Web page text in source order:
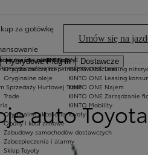
Hybrydowe Plug-in
Dostawcze
dla hybryd Toyoty
dla osób z niepełnosprawnościami
KINTO ONE
KINTO ONE Leasing
KINTO ONE Leasing
KINTO ONE Najem
KINTO ONE Zarządzanie
KINTO Mobility
części i oleje Toyoty
Oryginalne części
Oryginalne oleje
Sprzedaży Hurtowej Trade
Trade
Oryginalne akcesoria Toyoty
Opony i koła zimowe
Zabudowy samochodów dostawczych
Zabezpieczenia i alarmy
Sklep Toyoty
za gotówkę
Umów się na
auto